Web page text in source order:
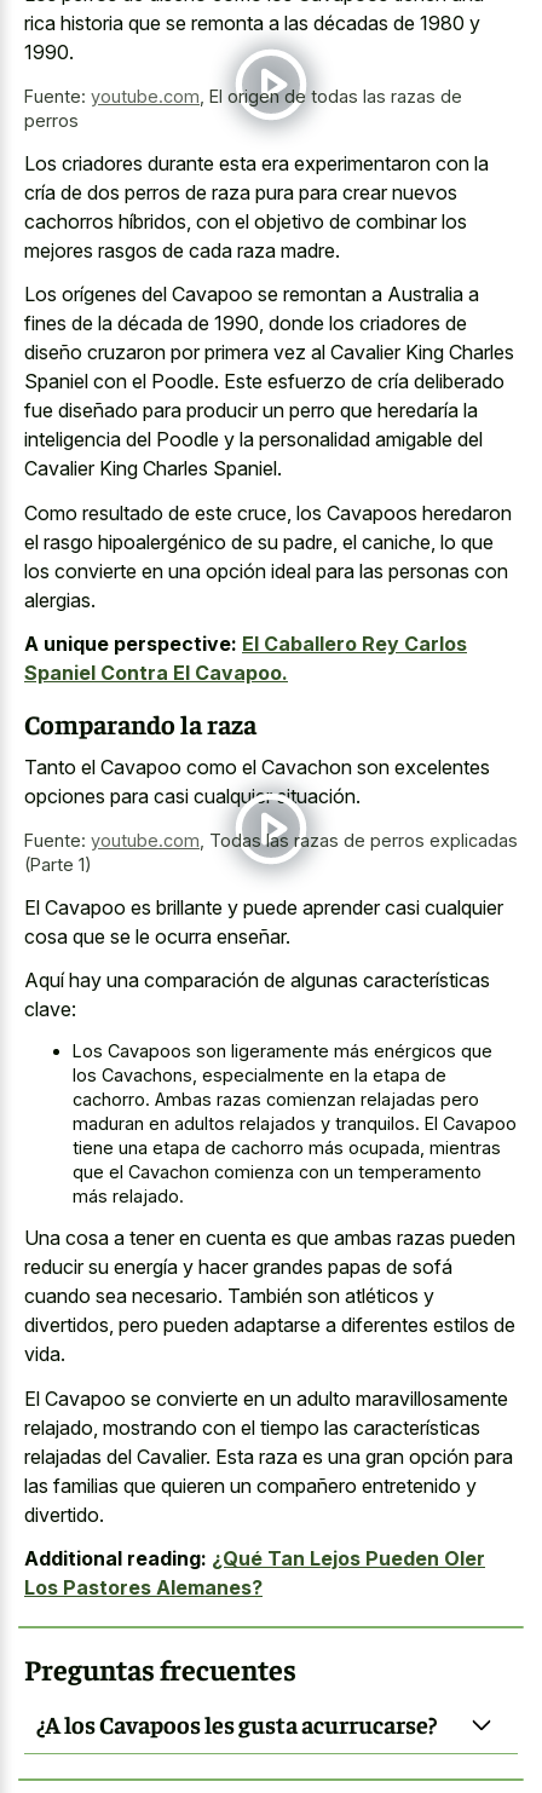
rica historia que se remonta a las décadas de 1980 y
1990.
Fuente: youtube.com, El origen de todas las razas de
perros
Los criadores durante esta era experimentaron con la
cría de dos perros de raza pura para crear nuevos
cachorros híbridos, con el objetivo de combinar los
mejores rasgos de cada raza madre.
Los orígenes del Cavapoo se remontan a Australia a
fines de la década de 1990, donde los criadores de
diseño cruzaron por primera vez al Cavalier King Charles
Spaniel con el Poodle. Este esfuerzo de cría deliberado
fue diseñado para producir un perro que heredaría la
inteligencia del Poodle y la personalidad amigable del
Cavalier King Charles Spaniel.
Como resultado de este cruce, los Cavapoos heredaron
el rasgo hipoalergénico de su padre, el caniche, lo que
los convierte en una opción ideal para las personas con
alergias.
A unique perspective: El Caballero Rey Carlos
Spaniel Contra El Cavapoo.
Comparando la raza
Tanto el Cavapoo como el Cavachon son excelentes
opciones para casi cualquier situación.
Fuente: youtube.com, Todas las razas de perros explicadas
(Parte 1)
El Cavapoo es brillante y puede aprender casi cualquier
cosa que se le ocurra enseñar.
Aquí hay una comparación de algunas características
clave:
Los Cavapoos son ligeramente más enérgicos que
los Cavachons, especialmente en la etapa de
cachorro. Ambas razas comienzan relajadas pero
maduran en adultos relajados y tranquilos. El Cavapoo
tiene una etapa de cachorro más ocupada, mientras
que el Cavachon comienza con un temperamento
más relajado.
Una cosa a tener en cuenta es que ambas razas pueden
reducir su energía y hacer grandes papas de sofá
cuando sea necesario. También son atléticos y
divertidos, pero pueden adaptarse a diferentes estilos de
vida.
El Cavapoo se convierte en un adulto maravillosamente
relajado, mostrando con el tiempo las características
relajadas del Cavalier. Esta raza es una gran opción para
las familias que quieren un compañero entretenido y
divertido.
Additional reading: ¿Qué Tan Lejos Pueden Oler
Los Pastores Alemanes?
Preguntas frecuentes
¿A los Cavapoos les gusta acurrucarse?